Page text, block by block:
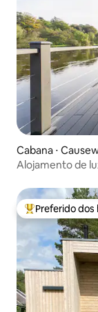
Cabana ⋅
Alojamento de
Entre os
Preferido dos